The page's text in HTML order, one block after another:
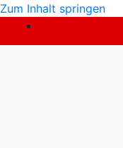
Zum Inhalt springen